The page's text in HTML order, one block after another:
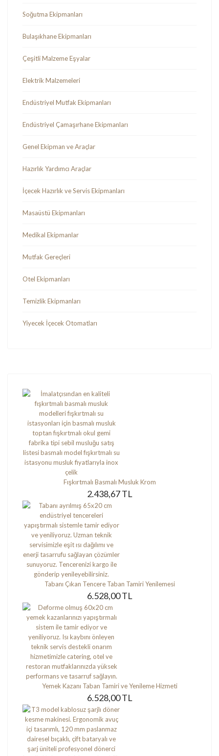
Soğutma Ekipmanları
Bulaşıkhane Ekipmanları
Çeşitli Malzeme Eşyalar
Elektrik Malzemeleri
Endüstriyel Mutfak Ekipmanları
Endüstriyel Çamaşırhane Ekipmanları
Genel Ekipman ve Araçlar
Hazırlık Yardımcı Araçlar
İçecek Hazırlık ve Servis Ekipmanları
Masaüstü Ekipmanları
Medikal Ekipmanlar
Mutfak Gereçleri
Otel Ekipmanları
Temizlik Ekipmanları
Yiyecek İçecek Otomatları
Fışkırtmalı Basmalı Musluk Krom
2.438,67 TL
Tabanı Çıkan Tencere Taban Tamiri Yenilemesi
6.528,00 TL
Yemek Kazanı Taban Tamiri ve Yenileme Hizmeti
6.528,00 TL